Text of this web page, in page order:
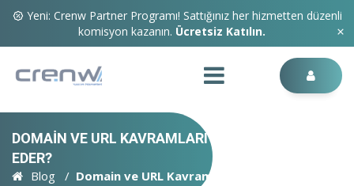
Yeni: Crenw Partner Programı! Sattığınız her hizmetten düzenli
komisyon kazanın. Ücretsiz Katılın.
DOMAIN VE URL KAVRAMLARI NE İFADE
EDER?
Blog Domain ve URL Kavramları Ne İfade Eder?